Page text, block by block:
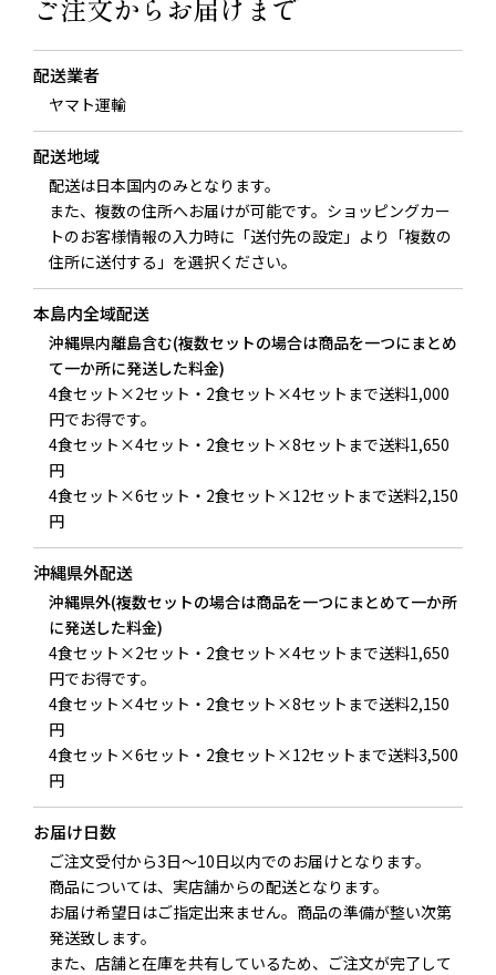
ご注文からお届けまで
配送業者
ヤマト運輸
配送地域
配送は日本国内のみとなります。
また、複数の住所へお届けが可能です。ショッピングカー
トのお客様情報の入力時に「送付先の設定」より「複数の
住所に送付する」を選択ください。
本島内全域配送
沖縄県内離島含む(複数セットの場合は商品を一つにまとめ
て一か所に発送した料金)
4食セット×2セット・2食セット×4セットまで送料1,000
円でお得です。
4食セット×4セット・2食セット×8セットまで送料1,650
円
4食セット×6セット・2食セット×12セットまで送料2,150
円
沖縄県外配送
沖縄県外(複数セットの場合は商品を一つにまとめて一か所
に発送した料金)
4食セット×2セット・2食セット×4セットまで送料1,650
円でお得です。
4食セット×4セット・2食セット×8セットまで送料2,150
円
4食セット×6セット・2食セット×12セットまで送料3,500
円
お届け日数
ご注文受付から3日～10日以内でのお届けとなります。
商品については、実店舗からの配送となります。
お届け希望日はご指定出来ません。商品の準備が整い次第
発送致します。
また、店舗と在庫を共有しているため、ご注文が完了して